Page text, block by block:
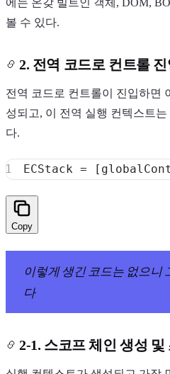
에는 온갖 빌트인 객체, DOM,
볼 수 있다.
2. 전역 코드로 컨트롤 진
전역 코드로 컨트롤이 진입하면
성되고, 이 전역 실행 컨텍스트
다.
Copy
이렇게 생긴 코드는 없으니
다
2-1. 스코프 체인 생성 및